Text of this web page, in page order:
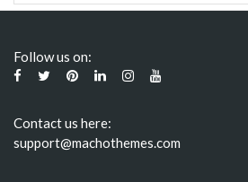
Follow us on:
Contact us here:
support@machothemes.com